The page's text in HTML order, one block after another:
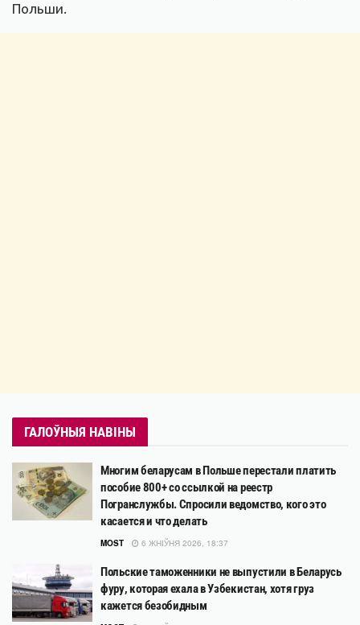
Польши.
ГАЛОЎНЫЯ НАВІНЫ
Многим беларусам в Польше перестали платить
пособие 800+ со ссылкой на реестр
Погранслужбы. Спросили ведомство, кого это
касается и что делать
MOST 6 ЖНІЎНЯ 2026, 18:37
Польские таможенники не выпустили в Беларусь
фуру, которая ехала в Узбекистан, хотя груз
кажется безобидным